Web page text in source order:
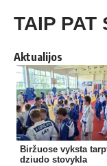
TAIP PAT
Aktualijos
Biržuose vyksta
dziudo stovykla